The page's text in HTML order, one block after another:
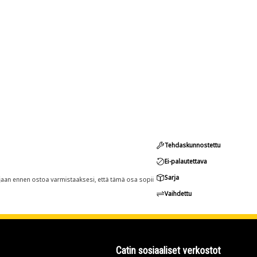
ennen ostoa varmistaaksesi, että tämä osa sopii
Tehdaskunnostettu
Ei-palautettava
Sarja
Vaihdettu
Catin sosiaaliset verkostot